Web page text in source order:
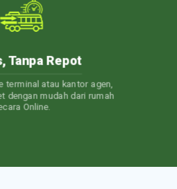
7 Customer Care
Service 24 jam. Jadi, kapan
punya pertanyaan, Kami akan selalu
siap membantu.